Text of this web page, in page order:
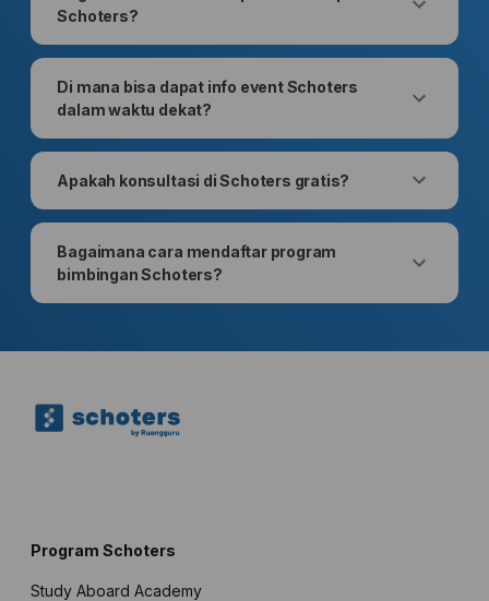
Schoters?
Di mana bisa dapat info event Schoters
dalam waktu dekat?
Apakah konsultasi di Schoters gratis?
Bagaimana cara mendaftar program
bimbingan Schoters?
Program Schoters
Study Aboard Academy